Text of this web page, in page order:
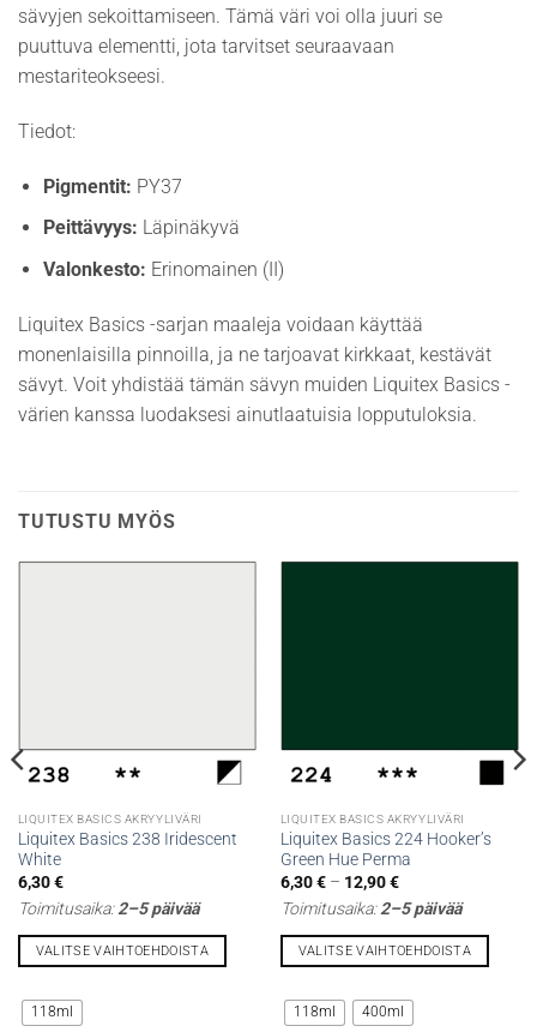
sävyjen sekoittamiseen. Tämä väri voi olla juuri se
puuttuva elementti, jota tarvitset seuraavaan
mestariteokseesi.
Tiedot:
Pigmentit: PY37
Peittävyys: Läpinäkyvä
Valonkesto: Erinomainen (II)
Liquitex Basics -sarjan maaleja voidaan käyttää
monenlaisilla pinnoilla, ja ne tarjoavat kirkkaat, kestävät
sävyt. Voit yhdistää tämän sävyn muiden Liquitex Basics -
värien kanssa luodaksesi ainutlaatuisia lopputuloksia.
TUTUSTU MYÖS
LIQUITEX BASICS AKRYYLIVÄRI
Liquitex Basics 238 Iridescent
White
6,30€
Toimitusaika:2–5 päivää
VALITSE VAIHTOEHDOISTA
tuotteella
on
118ml
LIQUITEX BASICS AKRYYLIVÄRI
Liquitex Basics 224 Hooker’s
Green Hue Perma
6,30€ – 12,90€Hintaluokka:
-
Toimitusaika:2–5 päivää
VALITSE VAIHTOEHDOISTA
tuotteella
on
118ml 400ml